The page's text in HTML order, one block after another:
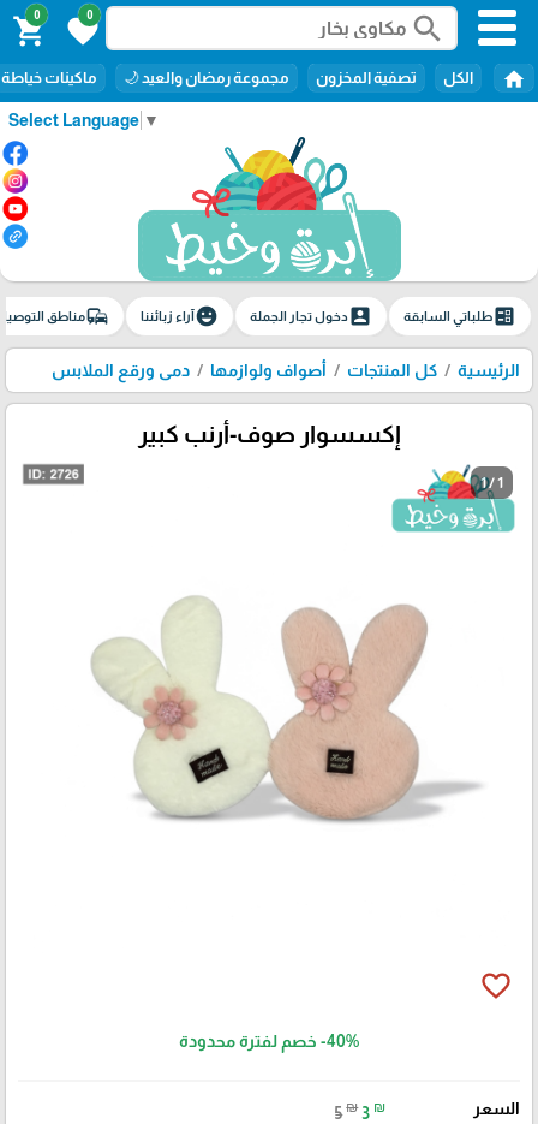
Select Language ▼
search
0
favorite
0
shopping_cart
home الكل تصفية المخزون مجموعة رمضان والعيد 🌙 ماكينات خياطة
ballotطلباتي السابقة account_boxدخول تجار الجملة emoji_emotionsآراء زبائننا commuteمناطق
الرئيسية كل المنتجات أصواف ولوازمها دمى ورقع الملابس
إكسسوار صوف-أرنب كبير
1 / 1
favorite_border
-40% خصم لفترة محدودة
السعر 5 ₪ 3 ₪